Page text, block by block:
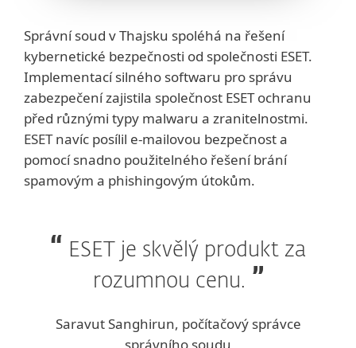
Správní soud v Thajsku spoléhá na řešení
kybernetické bezpečnosti od společnosti ESET.
Implementací silného softwaru pro správu
zabezpečení zajistila společnost ESET ochranu
před různými typy malwaru a zranitelnostmi.
ESET navíc posílil e-mailovou bezpečnost a
pomocí snadno použitelného řešení brání
spamovým a phishingovým útokům.
ESET je skvělý produkt za
rozumnou cenu.
Saravut Sanghirun, počítačový správce